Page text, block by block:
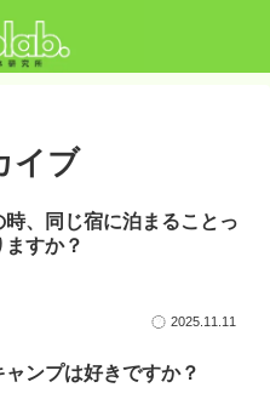
イブ
時、同じ宿に泊まることっ
ますか？
2025.11.11
ャンプは好きですか？